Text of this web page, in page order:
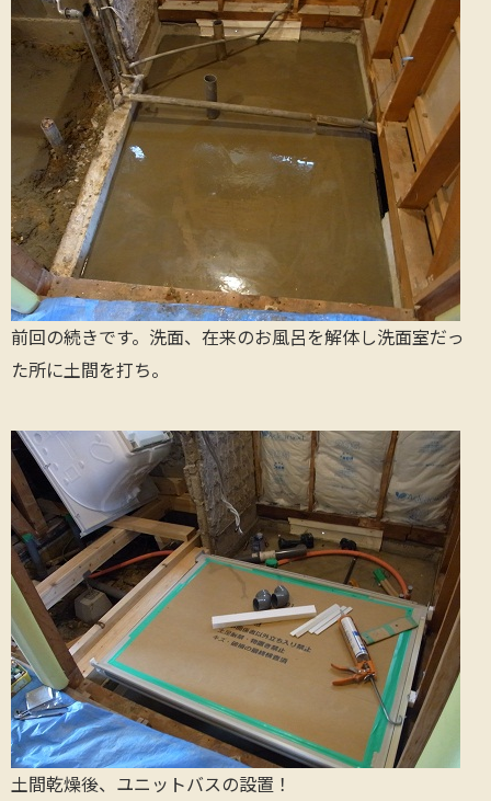
前回の続きです。洗面、在来のお風呂を解体し洗面室だっ
た所に土間を打ち。
土間乾燥後、ユニットバスの設置！